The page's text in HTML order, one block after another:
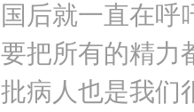
国后就一直在呼
要把所有的精力
批病人也是我们